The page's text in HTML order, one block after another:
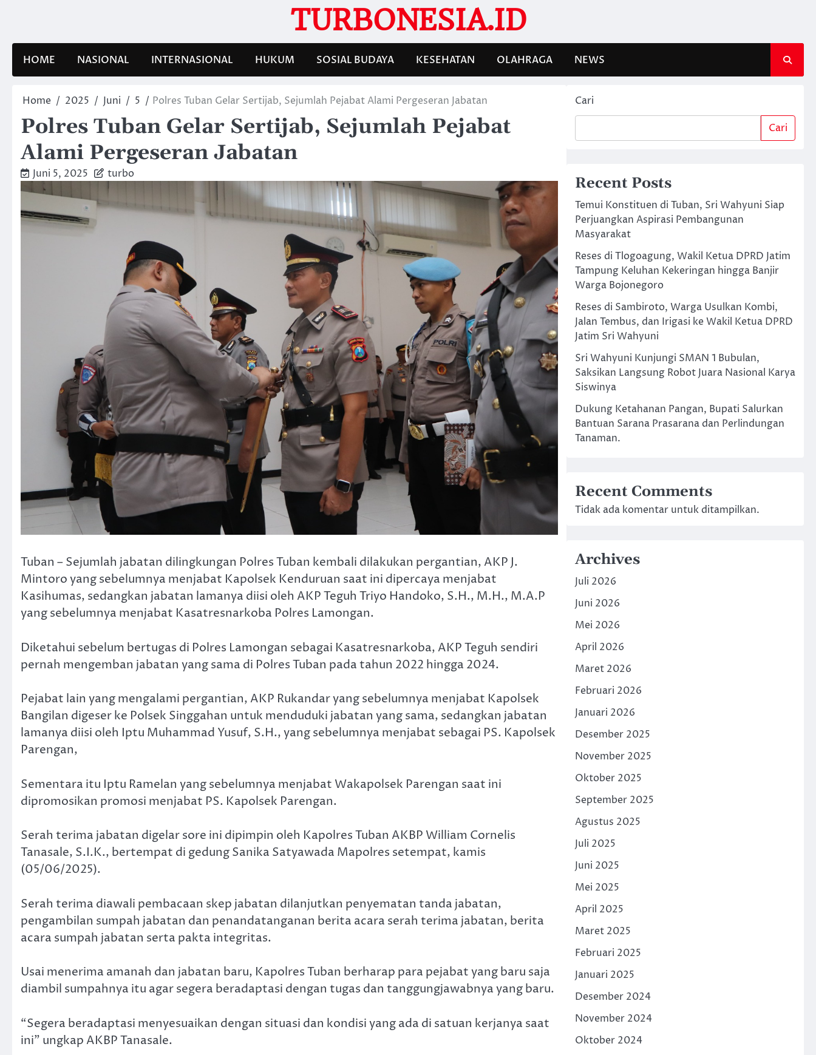
TURBONESIA.ID
HOME NASIONAL INTERNASIONAL HUKUM SOSIAL BUDAYA KESEHATAN OLAHRAGA NEWS
Home 2025 Juni 5 Polres Tuban Gelar Sertijab, Sejumlah Pejabat Alami Pergeseran Jabatan
Polres Tuban Gelar Sertijab, Sejumlah Pejabat
Alami Pergeseran Jabatan
Juni 5, 2025 turbo
Tuban – Sejumlah jabatan dilingkungan Polres Tuban kembali dilakukan pergantian, AKP J.
Mintoro yang sebelumnya menjabat Kapolsek Kenduruan saat ini dipercaya menjabat
Kasihumas, sedangkan jabatan lamanya diisi oleh AKP Teguh Triyo Handoko, S.H., M.H., M.A.P
yang sebelumnya menjabat Kasatresnarkoba Polres Lamongan.
Diketahui sebelum bertugas di Polres Lamongan sebagai Kasatresnarkoba, AKP Teguh sendiri
pernah mengemban jabatan yang sama di Polres Tuban pada tahun 2022 hingga 2024.
Pejabat lain yang mengalami pergantian, AKP Rukandar yang sebelumnya menjabat Kapolsek
Bangilan digeser ke Polsek Singgahan untuk menduduki jabatan yang sama, sedangkan jabatan
lamanya diisi oleh Iptu Muhammad Yusuf, S.H., yang sebelumnya menjabat sebagai PS. Kapolsek
Parengan,
Sementara itu Iptu Ramelan yang sebelumnya menjabat Wakapolsek Parengan saat ini
dipromosikan promosi menjabat PS. Kapolsek Parengan.
Serah terima jabatan digelar sore ini dipimpin oleh Kapolres Tuban AKBP William Cornelis
Tanasale, S.I.K., bertempat di gedung Sanika Satyawada Mapolres setempat, kamis
(05/06/2025).
Serah terima diawali pembacaan skep jabatan dilanjutkan penyematan tanda jabatan,
pengambilan sumpah jabatan dan penandatanganan berita acara serah terima jabatan, berita
acara sumpah jabatan serta pakta integritas.
Usai menerima amanah dan jabatan baru, Kapolres Tuban berharap para pejabat yang baru saja
diambil sumpahnya itu agar segera beradaptasi dengan tugas dan tanggungjawabnya yang baru.
“Segera beradaptasi menyesuaikan dengan situasi dan kondisi yang ada di satuan kerjanya saat
ini” ungkap AKBP Tanasale.
Cari
Cari
Recent Posts
Temui Konstituen di Tuban, Sri Wahyuni Siap
Perjuangkan Aspirasi Pembangunan
Masyarakat
Reses di Tlogoagung, Wakil Ketua DPRD Jatim
Tampung Keluhan Kekeringan hingga Banjir
Warga Bojonegoro
Reses di Sambiroto, Warga Usulkan Kombi,
Jalan Tembus, dan Irigasi ke Wakil Ketua DPRD
Jatim Sri Wahyuni
Sri Wahyuni Kunjungi SMAN 1 Bubulan,
Saksikan Langsung Robot Juara Nasional Karya
Siswinya
Dukung Ketahanan Pangan, Bupati Salurkan
Bantuan Sarana Prasarana dan Perlindungan
Tanaman.
Recent Comments
Tidak ada komentar untuk ditampilkan.
Archives
Juli 2026
Juni 2026
Mei 2026
April 2026
Maret 2026
Februari 2026
Januari 2026
Desember 2025
November 2025
Oktober 2025
September 2025
Agustus 2025
Juli 2025
Juni 2025
Mei 2025
April 2025
Maret 2025
Februari 2025
Januari 2025
Desember 2024
November 2024
Oktober 2024